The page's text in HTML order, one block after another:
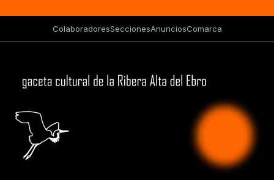
ColaboradoresSeccionesAnunciosComarca